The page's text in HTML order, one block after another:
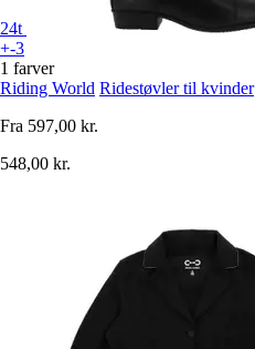
24t
+-3
1 farver
Riding World Ridestøvler til kvinder
Fra 597,00 kr.
548,00 kr.